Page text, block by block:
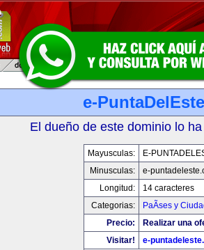
e-
El dueño de este dominio lo
Mayusculas:
E-
Minusculas:
e-
Longitud:
14 caracteres
Categorias:
PaÃ­ses y
Precio:
Realizar una
Visitar!
e-